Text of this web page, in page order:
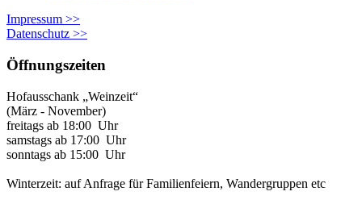
Impressum >>
Datenschutz >>
Öffnungszeiten
Hofausschank „Weinzeit“
(März - November)
freitags ab 18:00 Uhr
samstags ab 17:00 Uhr
sonntags ab 15:00 Uhr
Winterzeit: auf Anfrage für Familienfeiern, Wandergruppen etc